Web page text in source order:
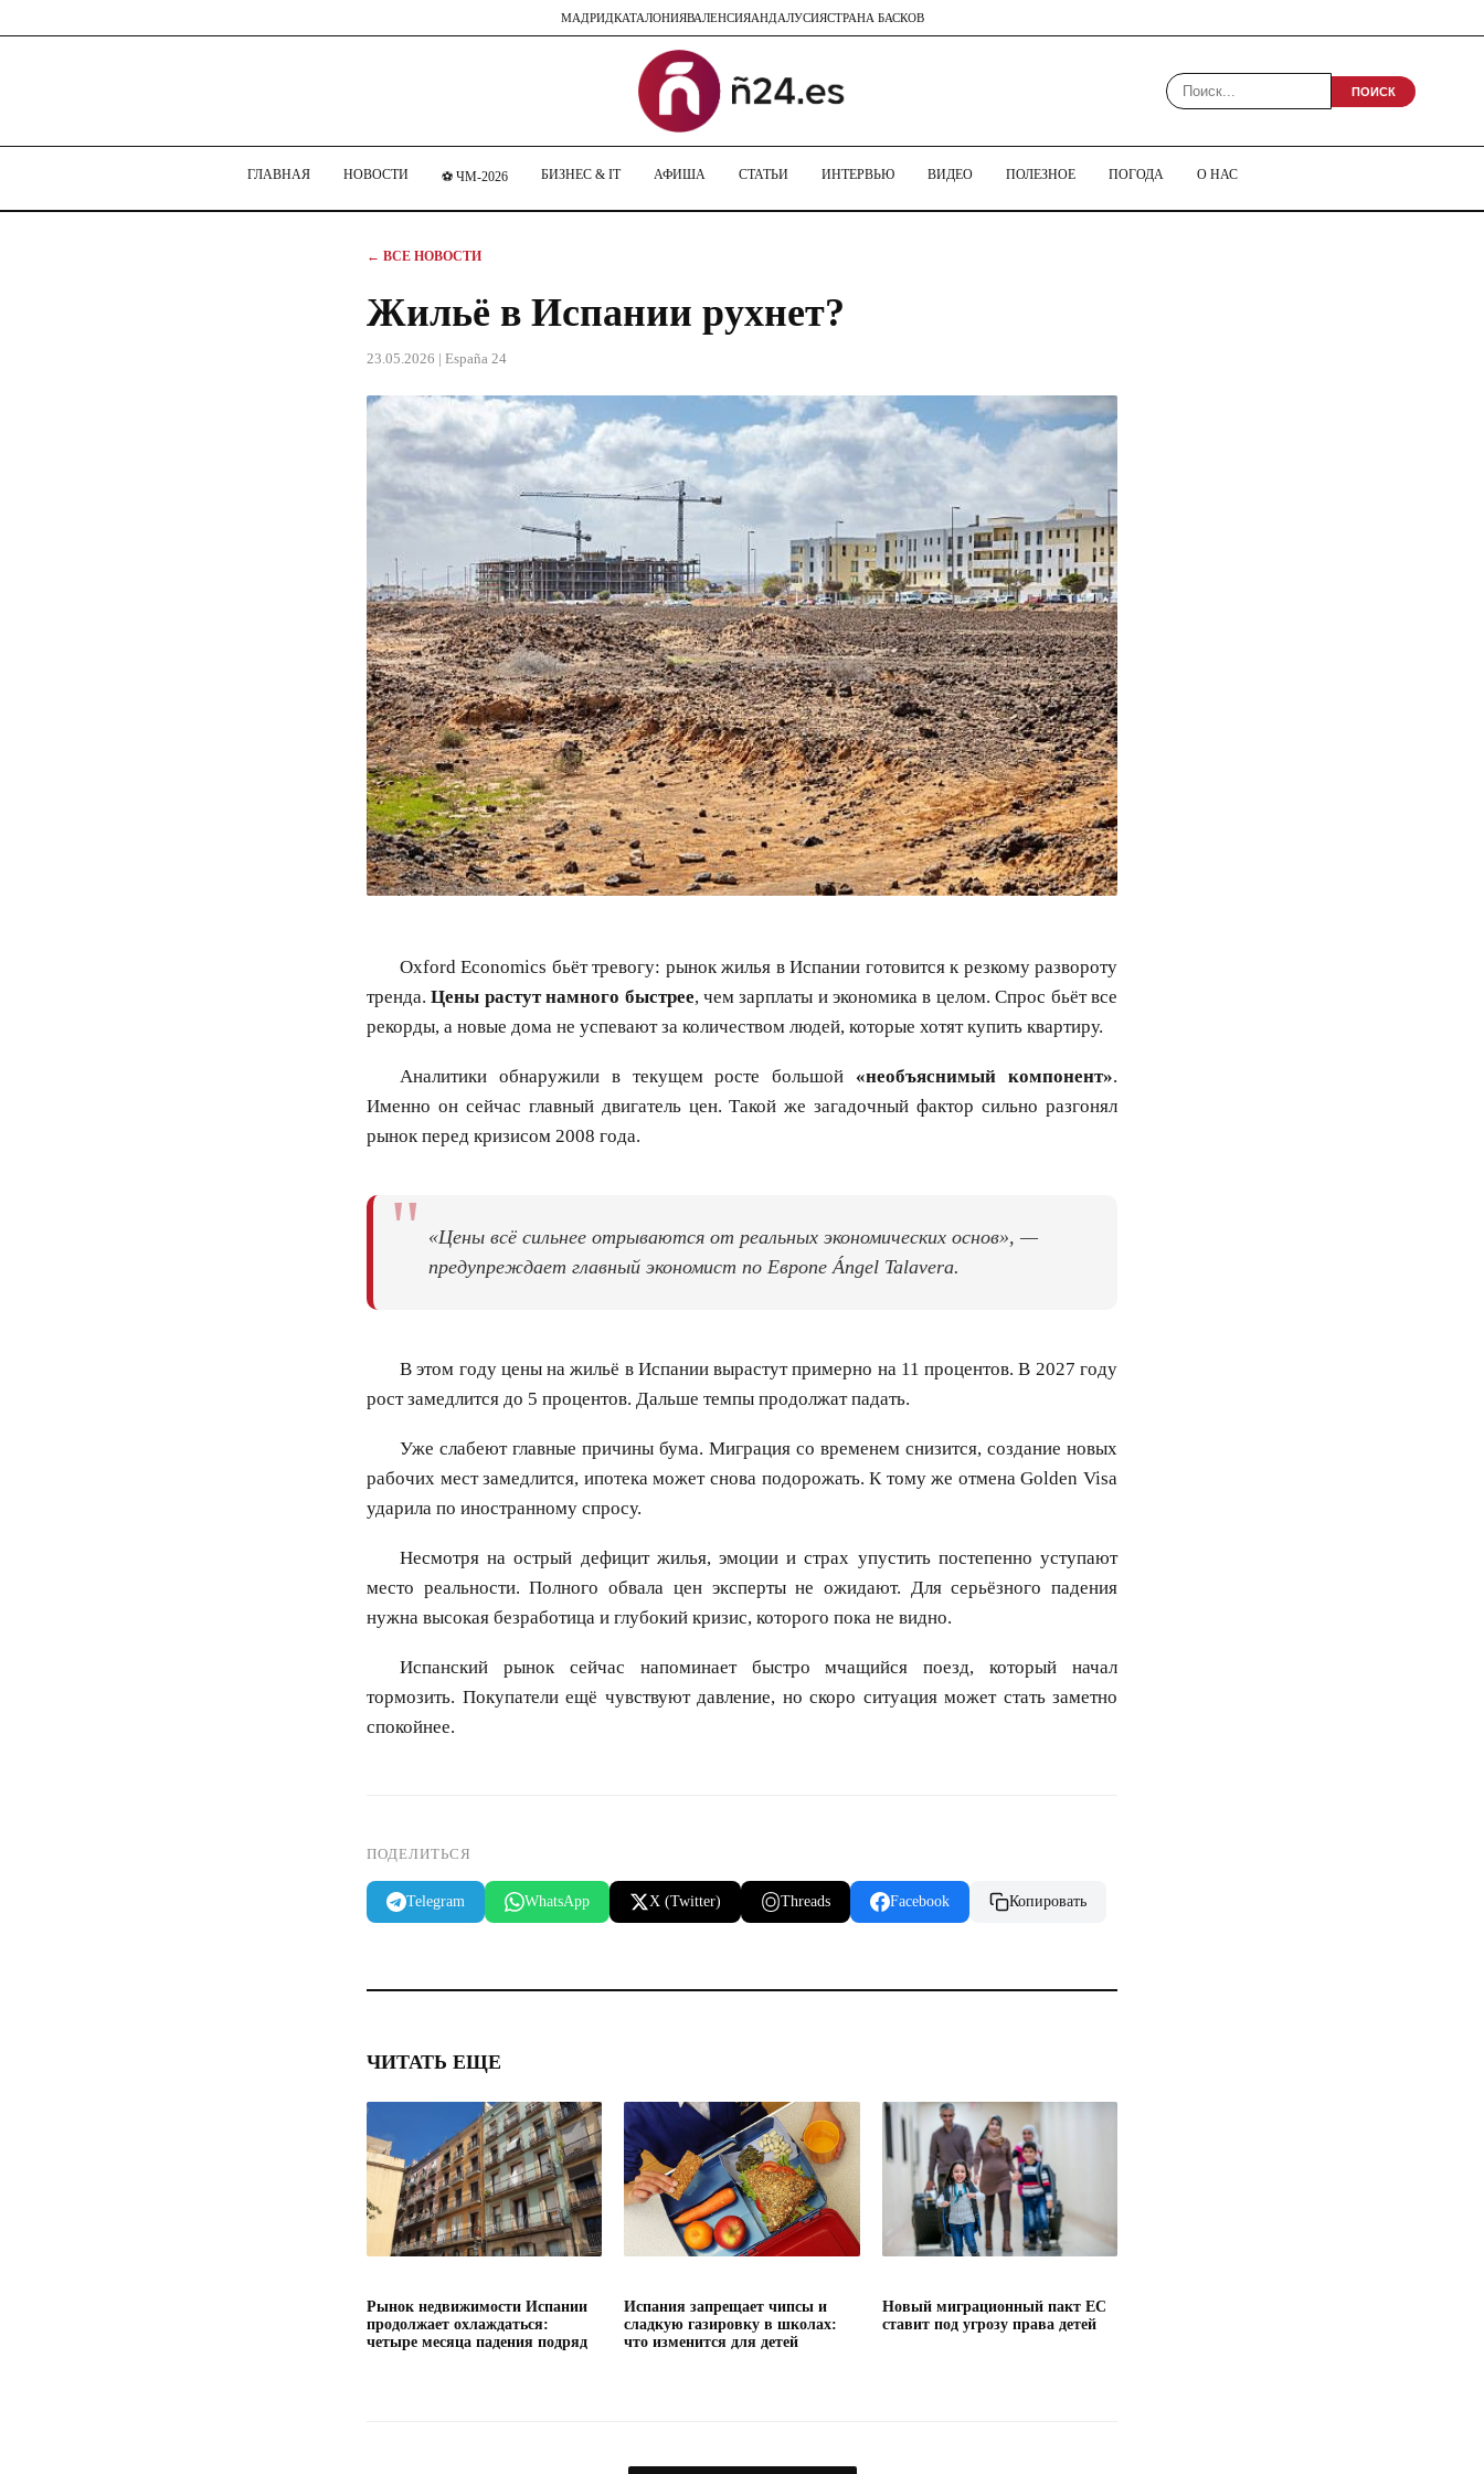
МАДРИДКАТАЛОНИЯВАЛЕНСИЯАНДАЛУСИЯСТРАНА БАСКОВ
ПОИСК
ГЛАВНАЯ НОВОСТИ ⚽ ЧМ-2026 БИЗНЕС & IT АФИША СТАТЬИ ИНТЕРВЬЮ ВИДЕО ПОЛЕЗНОЕ ПОГОДА О НАС
← ВСЕ НОВОСТИ
Жильё в Испании рухнет?
23.05.2026 | España 24
Oxford Economics бьёт тревогу: рынок жилья в Испании готовится к резкому развороту
тренда.Цены растут намного быстрее, чем зарплаты и экономика в целом. Спрос бьёт все
рекорды, а новые дома не успевают за количеством людей, которые хотят купить квартиру.
Аналитики обнаружили в текущем росте большой «необъяснимый компонент».
Именно он сейчас главный двигатель цен. Такой же загадочный фактор сильно разгонял
рынок перед кризисом 2008 года.
" «Цены всё сильнее отрываются от реальных экономических основ», —
предупреждает главный экономист по Европе Ángel Talavera.
В этом году цены на жильё в Испании вырастут примерно на 11 процентов. В 2027 году
рост замедлится до 5 процентов. Дальше темпы продолжат падать.
Уже слабеют главные причины бума. Миграция со временем снизится, создание новых
рабочих мест замедлится, ипотека может снова подорожать. К тому же отмена Golden Visa
ударила по иностранному спросу.
Несмотря на острый дефицит жилья, эмоции и страх упустить постепенно уступают
место реальности. Полного обвала цен эксперты не ожидают. Для серьёзного падения
нужна высокая безработица и глубокий кризис, которого пока не видно.
Испанский рынок сейчас напоминает быстро мчащийся поезд, который начал
тормозить. Покупатели ещё чувствуют давление, но скоро ситуация может стать заметно
спокойнее.
ПОДЕЛИТЬСЯ
Telegram WhatsApp X (Twitter) Threads Facebook Копировать
ЧИТАТЬ ЕЩЕ
Рынок недвижимости Испании
продолжает охлаждаться:
четыре месяца падения подряд
Испания запрещает чипсы и
сладкую газировку в школах:
что изменится для детей
Новый миграционный пакт ЕС
ставит под угрозу права детей